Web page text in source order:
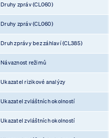
Druhy zpráv (CL060)
Druhy zpráv (CL060)
Druh zprávy bez záhlaví (CL385)
Návaznost režimů
Ukazatel rizikové analýzy
Ukazatel zvláštních okolností
Ukazatel zvláštních okolností